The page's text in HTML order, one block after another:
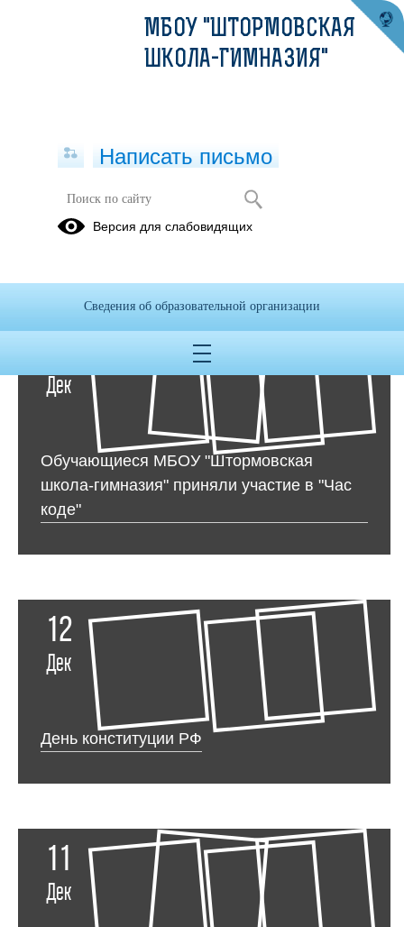
Архив раздела Фотоальбомы
14
Дек
Обучающиеся МБОУ "Штормовская
школа-гимназия" приняли участие в "Час
коде"
12
Дек
День конституции РФ
11
Дек
МБОУ "ШТОРМОВСКАЯ
ШКОЛА-ГИМНАЗИЯ"
Написать письмо
Версия для слабовидящих
Сведения об образовательной организации